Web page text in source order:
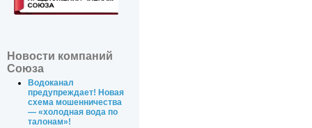
Новости компаний
Союза
Водоканал
предупреждает! Новая
схема мошенничества
— «холодная вода по
талонам»!